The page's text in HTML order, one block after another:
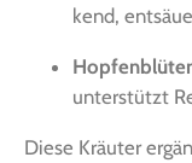
kend,
unter­stützt
Die­se Kräu­ter